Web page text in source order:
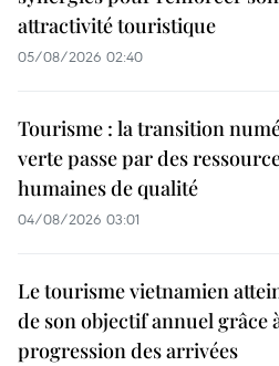
attractivité touristique
05/08/2026 02:40
Tourisme : la transition
verte passe par des
humaines de qualité
04/08/2026 03:01
Le tourisme vietnamien
de son objectif annuel grâce
progression des arrivées